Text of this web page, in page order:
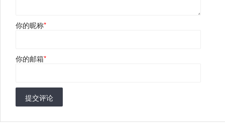
你的昵称*
你的邮箱*
提交评论